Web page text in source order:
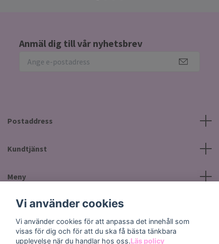
Anmäl dig till vår nyhetsbrev
Postaddress
Kundtjänst
Meny
Sociala medier
Vi använder cookies
Vi använder cookies för att anpassa det innehåll som
visas för dig och för att du ska få bästa tänkbara
upplevelse när du handlar hos oss.Läs policy